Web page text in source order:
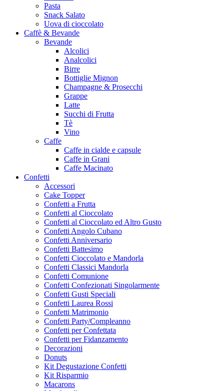
Pasta
Snack Salato
Uova di cioccolato
Caffè & Bevande
Bevande
Alcolici
Analcolici
Birre
Bottiglie Mignon
Champagne & Prosecchi
Grappe
Latte
Succhi di Frutta
Tè
Vino
Caffe
Caffe in cialde e capsule
Caffe in Grani
Caffe Macinato
Confetti
Accessori
Cake Topper
Confetti a Frutta
Confetti al Cioccolato
Confetti al Cioccolato ed Altro Gusto
Confetti Angolo Cubano
Confetti Anniversario
Confetti Battesimo
Confetti Cioccolato e Mandorla
Confetti Classici Mandorla
Confetti Comunione
Confetti Confezionati Singolarmente
Confetti Gusti Speciali
Confetti Laurea Rossi
Confetti Matrimonio
Confetti Party/Compleanno
Confetti per Confettata
Confetti per Fidanzamento
Decorazioni
Donuts
Kit Degustazione Confetti
Kit Risparmio
Macarons